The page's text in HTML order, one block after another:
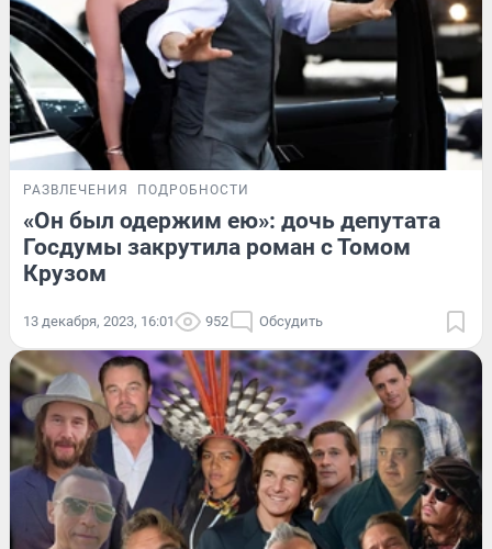
РАЗВЛЕЧЕНИЯ ПОДРОБНОСТИ
«Он был одержим ею»: дочь депутата
Госдумы закрутила роман с Томом
Крузом
13 декабря, 2023, 16:01 952 Обсудить